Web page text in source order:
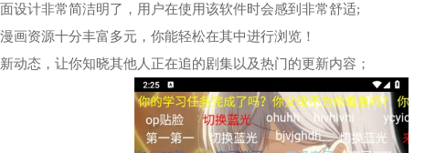
设计非常简洁明了，用户在使用该软件时会感到非常舒适;
画资源十分丰富多元，你能轻松在其中进行浏览！
动态，让你知晓其他人正在追的剧集以及热门的更新内容；